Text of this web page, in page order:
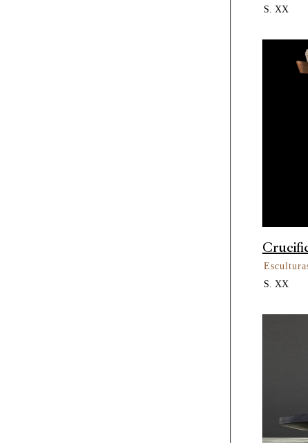
S. XX
S. XX